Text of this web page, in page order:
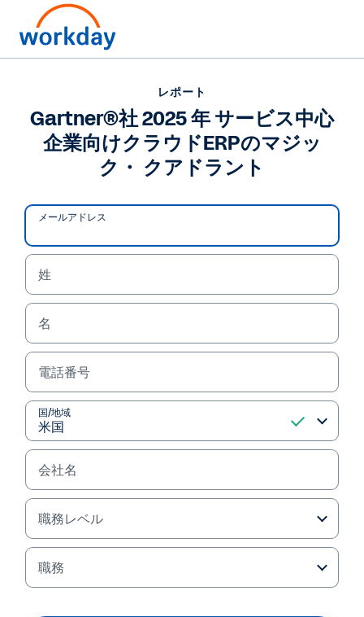
Gartner®社 2025 年 サー
ビス中心企業向けクラウ
ドERPのマジック・ クア
ドラント
Workday は、人事、財務、プランニング、オペレ
ーションのすべてを、単一の強力な AI プラットフ
ォームで統合します。Gartner®社 2025 年 サービ
ス中心企業向けクラウドERPのマジック・ クアドラ
ントをご覧いただき、Workday がリーダーの１社
と評価された理由をご確認ください。
レポートを読む
レポート
Gartner®社 2025 年 サービス中心
企業向けクラウドERPのマジッ
ク・ クアドラント
メールアドレス
姓
名
電話番号
国/地域
会社名
職務レベル
職務